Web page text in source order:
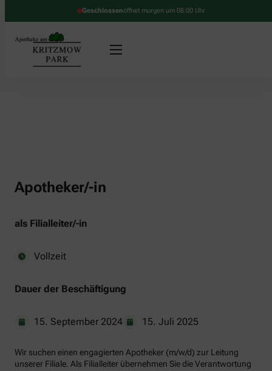
Geschlossenöffnet morgen um 08:00 Uhr
Apotheker/-in
als Filialleiter/-in
Vollzeit
Dauer der Beschäftigung
15. September 2024 15. Juli 2025
Wir suchen einen engagierten Apotheker (m/w/d) zur Leitung
unserer Filiale. Als Filialleiter übernehmen Sie die Verantwortung